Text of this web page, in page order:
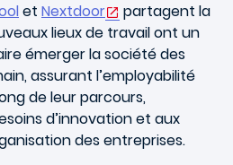
et Nextdoor
partagent la
lieux de travail ont un
émerger la société des
assurant l’employabilité
de leur parcours,
d’innovation et aux
des entreprises.